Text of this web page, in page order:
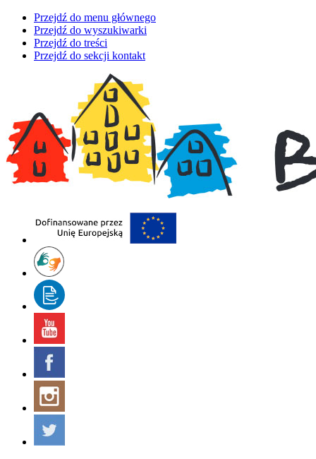
Przejdź do menu głównego
Przejdź do wyszukiwarki
Przejdź do treści
Przejdź do sekcji kontakt